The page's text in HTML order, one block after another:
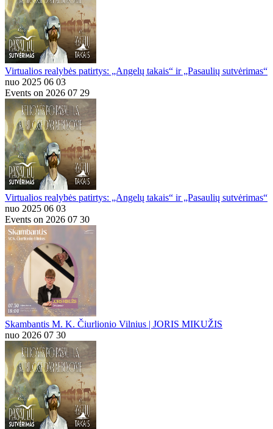
Virtualios realybės patirtys: „Angelų takais“ ir „Pasaulių sutvėrimas“
nuo 2025 06 03
Events on 2026 07 29
Virtualios realybės patirtys: „Angelų takais“ ir „Pasaulių sutvėrimas“
nuo 2025 06 03
Events on 2026 07 30
Skambantis M. K. Čiurlionio Vilnius | JORIS MIKUŽIS
nuo 2026 07 30